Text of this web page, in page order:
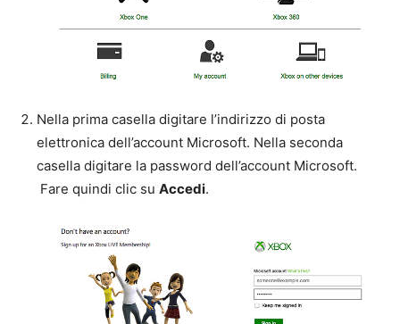
Nella prima casella digitare l’indirizzo di posta
elettronica dell’account Microsoft. Nella seconda
casella digitare la password dell’account Microsoft.
Fare quindi clic su Accedi.